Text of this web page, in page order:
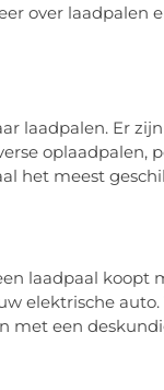
over laadpalen
laadpalen. Er
oplaadpalen,
het meest
laadpaal koopt
elektrische auto.
met een